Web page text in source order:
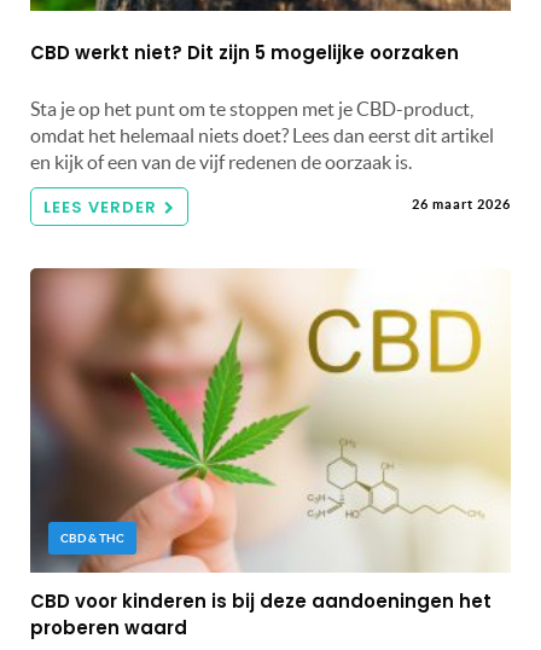
CBD werkt niet? Dit zijn 5 mogelijke oorzaken
Sta je op het punt om te stoppen met je CBD-product,
omdat het helemaal niets doet? Lees dan eerst dit artikel
en kijk of een van de vijf redenen de oorzaak is.
LEES VERDER 26 maart 2026
CBD & THC
CBD voor kinderen is bij deze aandoeningen het
proberen waard